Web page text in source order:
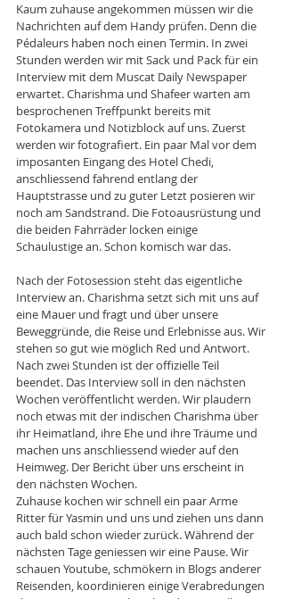
Kaum zuhause angekommen müssen wir die
Nachrichten auf dem Handy prüfen. Denn die
Pédaleurs haben noch einen Termin. In zwei
Stunden werden wir mit Sack und Pack für ein
Interview mit dem Muscat Daily Newspaper
erwartet. Charishma und Shafeer warten am
besprochenen Treffpunkt bereits mit
Fotokamera und Notizblock auf uns. Zuerst
werden wir fotografiert. Ein paar Mal vor dem
imposanten Eingang des Hotel Chedi,
anschliessend fahrend entlang der
Hauptstrasse und zu guter Letzt posieren wir
noch am Sandstrand. Die Fotoausrüstung und
die beiden Fahrräder locken einige
Schaulustige an. Schon komisch war das.
Nach der Fotosession steht das eigentliche
Interview an. Charishma setzt sich mit uns auf
eine Mauer und fragt und über unsere
Beweggründe, die Reise und Erlebnisse aus. Wir
stehen so gut wie möglich Red und Antwort.
Nach zwei Stunden ist der offizielle Teil
beendet. Das Interview soll in den nächsten
Wochen veröffentlicht werden. Wir plaudern
noch etwas mit der indischen Charishma über
ihr Heimatland, ihre Ehe und ihre Träume und
machen uns anschliessend wieder auf den
Heimweg. Der Bericht über uns erscheint in
den nächsten Wochen.
Zuhause kochen wir schnell ein paar Arme
Ritter für Yasmin und uns und ziehen uns dann
auch bald schon wieder zurück. Während der
nächsten Tage geniessen wir eine Pause. Wir
schauen Youtube, schmökern in Blogs anderer
Reisenden, koordinieren einige Verabredungen